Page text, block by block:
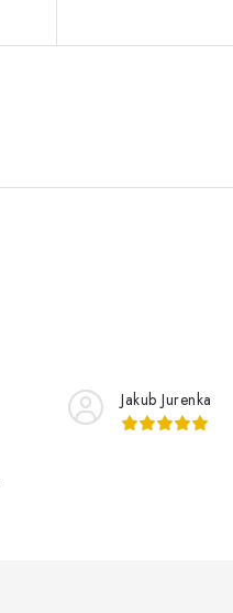
Jakub Jurenka